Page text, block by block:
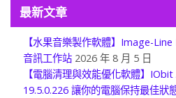
最新文章
【水果音樂製作軟體】Image-
音訊工作站 2026 年 8 月 5 日
【電腦清理與效能優化軟體】
19.5.0.226 讓你的電腦保持最佳狀